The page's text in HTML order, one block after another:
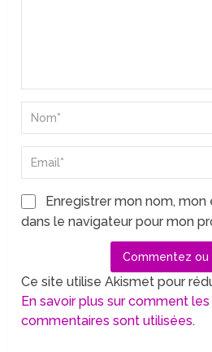
Enregistrer mon nom,
dans le navigateur pour mon
Ce site utilise Akismet pour
En savoir plus sur comment
commentaires sont utilisées.